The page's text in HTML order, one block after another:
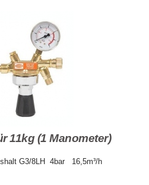
11kg (1 Manometer)
G3/8LH 4bar 16,5m³/h